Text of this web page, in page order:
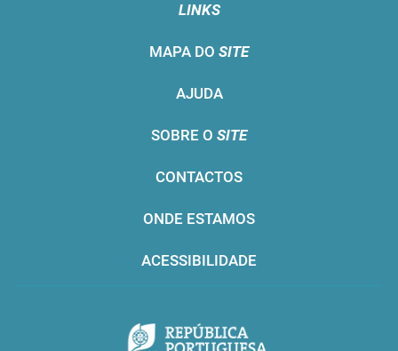
LINKS
MAPA DO SITE
AJUDA
SOBRE O SITE
CONTACTOS
ONDE ESTAMOS
ACESSIBILIDADE